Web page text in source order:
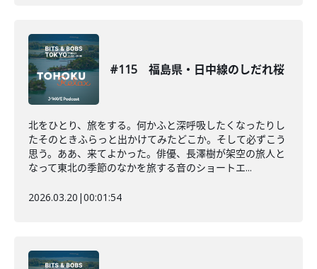
#115 福島県・日中線のしだれ桜
北をひとり、旅をする。何かふと深呼吸したくなったりし
たそのときふらっと出かけてみたどこか。そして必ずこう
思う。ああ、来てよかった。俳優、長澤樹が架空の旅人と
なって東北の季節のなかを旅する音のショートエ...
2026.03.20 |00:01:54